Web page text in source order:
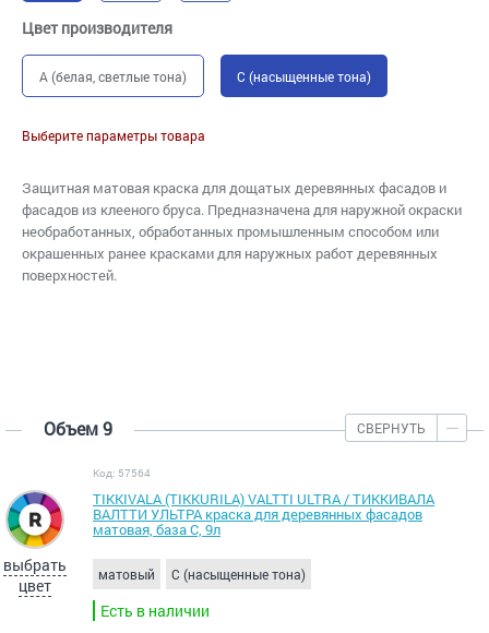
Цвет производителя
A (белая, светлые тона) C (насыщенные тона)
Выберите параметры товара
Защитная матовая краска для дощатых деревянных фасадов и
фасадов из клееного бруса. Предназначена для наружной окраски
необработанных, обработанных промышленным способом или
окрашенных ранее красками для наружных работ деревянных
поверхностей.
Объем 9 СВЕРНУТЬ
выбрать
цвет
Код: 57564
TIKKIVALA (TIKKURILA) VALTTI ULTRA / ТИККИВАЛА
ВАЛТТИ УЛЬТРА краска для деревянных фасадов
матовая, база C, 9л
матовый C (насыщенные тона)
Есть в наличии